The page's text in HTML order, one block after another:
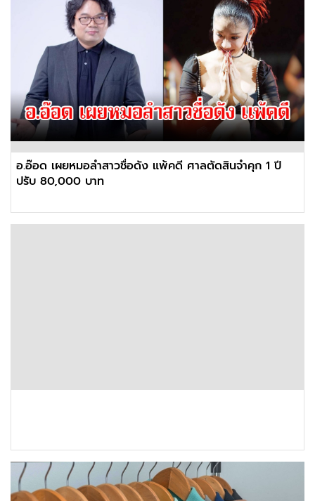
อ.อ๊อด เผยหมอลำสาวชื่อดัง แพ้คดี ศาลตัดสินจำคุก 1 ปี
ปรับ 80,000 บาท